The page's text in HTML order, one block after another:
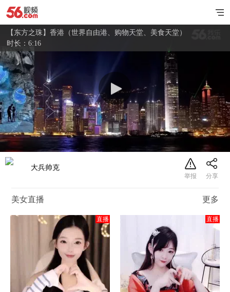
【东方之珠】香港（世界自由港、购物天堂、美食天堂）
时长：6:16
大兵帅克
美女直播 更多
直播 直播